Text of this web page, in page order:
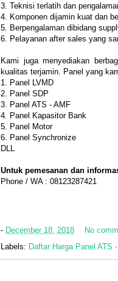
3. Teknisi terlatih dan
4. Komponen dijamin kuat dan
5. Berpengalaman dibidang
6. Pelayanan after sales yang
Kami juga menyediakan
kualitas terjamin. Panel yang
1. Panel LVMD
2. Panel SDP
3. Panel ATS - AMF
4. Panel Kapasitor Bank
5. Panel Motor
6. Panel Synchronize
DLL
Untuk pemesanan dan
Phone / WA : 08123287421
- December 18, 2018
No
Labels: Daftar Harga Panel ATS